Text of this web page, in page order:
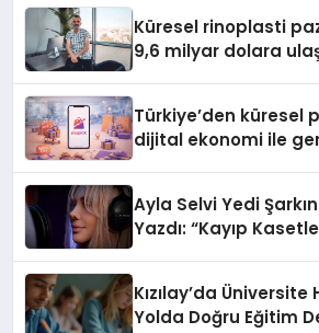
Küresel rinoplasti
9,6 milyar dolara
Türkiye’den küresel
dijital ekonomi ile
Ayla Selvi Yedi
Yazdı: “Kayıp
Kızılay’da
Yolda Doğru Eğitim